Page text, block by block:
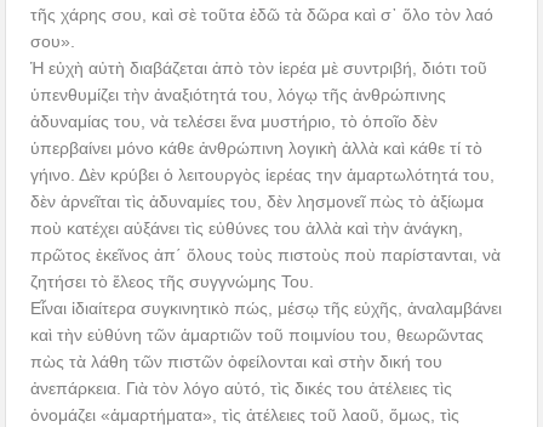
τῆς χάρης σου, καὶ σὲ τοῦτα ἐδῶ τὰ δῶρα καὶ σ᾿ ὅλο τὸν λαό
σου».
Ἡ εὐχὴ αὐτὴ διαβάζεται ἀπὸ τὸν ἱερέα μὲ συντριβή, διότι τοῦ
ὑπενθυμίζει τὴν ἀναξιότητά του, λόγῳ τῆς ἀνθρώπινης
ἀδυναμίας του, νὰ τελέσει ἕνα μυστήριο, τὸ ὁποῖο δὲν
ὑπερβαίνει μόνο κάθε ἀνθρώπινη λογικὴ ἀλλὰ καὶ κάθε τί τὸ
γήινο. Δὲν κρύβει ὁ λειτουργὸς ἱερέας την ἁμαρτωλότητά του,
δὲν ἀρνεῖται τὶς ἀδυναμίες του, δὲν λησμονεῖ πὼς τὸ ἀξίωμα
ποὺ κατέχει αὐξάνει τὶς εὐθύνες του ἀλλὰ καὶ τὴν ἀνάγκη,
πρῶτος ἐκεῖνος ἀπ΄ ὅλους τοὺς πιστοὺς ποὺ παρίστανται, νὰ
ζητήσει τὸ ἔλεος τῆς συγγνώμης Του.
Εἶναι ἰδιαίτερα συγκινητικὸ πώς, μέσῳ τῆς εὐχῆς, ἀναλαμβάνει
καὶ τὴν εὐθύνη τῶν ἁμαρτιῶν τοῦ ποιμνίου του, θεωρῶντας
πὼς τὰ λάθη τῶν πιστῶν ὀφείλονται καὶ στὴν δική του
ἀνεπάρκεια. Γιὰ τὸν λόγο αὐτό, τὶς δικές του ἀτέλειες τὶς
ὀνομάζει «ἁμαρτήματα», τὶς ἀτέλειες τοῦ λαοῦ, ὅμως, τὶς